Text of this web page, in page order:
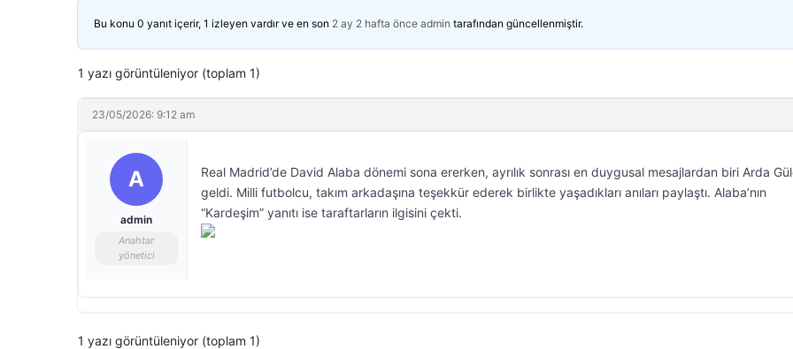
Bu konu 0 yanıt içerir, 1 izleyen vardır ve en son 2 ay 2 hafta önce admin tarafından güncellenmiştir.
1 yazı görüntüleniyor (toplam 1)
23/05/2026: 9:12 am
A
admin
Anahtar
yönetici
Real Madrid’de David Alaba dönemi sona ererken, ayrılık sonrası en duygusal mesajlardan biri Arda
geldi. Milli futbolcu, takım arkadaşına teşekkür ederek birlikte yaşadıkları anıları paylaştı. Alaba’nın
“Kardeşim” yanıtı ise taraftarların ilgisini çekti.
1 yazı görüntüleniyor (toplam 1)